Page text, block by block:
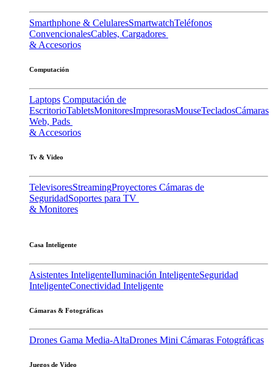
Smarthphone & CelularesSmartwatchTeléfonos
ConvencionalesCables, Cargadores
& Accesorios
Computación
Laptops Computación de
EscritorioTabletsMonitoresImpresorasMouseTecladosCámaras
Web, Pads
& Accesorios
Tv & Video
TelevisoresStreamingProyectores Cámaras de
SeguridadSoportes para TV
& Monitores
Casa Inteligente
Asistentes InteligenteIluminación InteligenteSeguridad
InteligenteConectividad Inteligente
Cámaras & Fotográficas
Drones Gama Media-AltaDrones Mini Cámaras Fotográficas
Juegos de Video